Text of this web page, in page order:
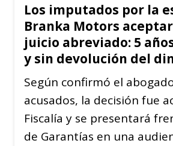
Los imputados por la
Branka Motors
juicio abreviado: 5
y sin devolución del
Según confirmó el
acusados, la decisión fue
Fiscalía y se presentará
de Garantías en una